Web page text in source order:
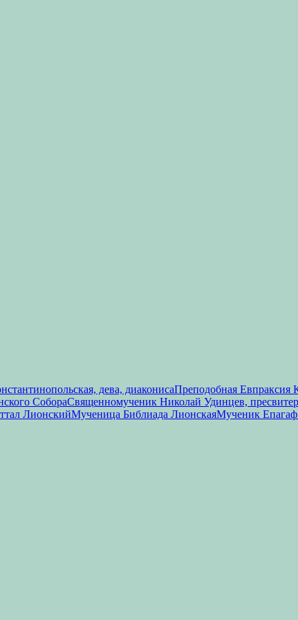
дева, диаконисаПреподобная Евпраксия
СобораСвященномученик Николай Удинцев, пресвитер
ЛионскийМученица Библиада ЛионскаяМученик